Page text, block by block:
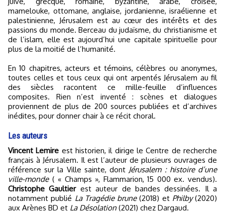
mamelouke, ottomane, anglaise, jordanienne, israélienne et
palestinienne, Jérusalem est au cœur des intérêts et des
passions du monde. Berceau du judaïsme, du christianisme et
de l’islam, elle est aujourd’hui une capitale spirituelle pour
plus de la moitié de l’humanité.
En 10 chapitres, acteurs et témoins, célèbres ou anonymes,
toutes celles et tous ceux qui ont arpentés Jérusalem au fil
des siècles racontent ce mille-feuille d’influences
composites. Rien n’est inventé : scènes et dialogues
proviennent de plus de 200 sources publiées et d’archives
inédites, pour donner chair à ce récit choral.
Les auteurs
Vincent Lemire est historien, il dirige le Centre de recherche
français à Jérusalem. Il est l’auteur de plusieurs ouvrages de
référence sur la Ville sainte, dont Jérusalem : histoire d’une
ville-monde( « Champs », Flammarion, 15 000 ex. vendus).
Christophe Gaultierest auteur de bandes dessinées. Il a
notamment publié La Tragédie brune(2018) et Philby(2020)
aux Arènes BD et La Désolation (2021) chez Dargaud.